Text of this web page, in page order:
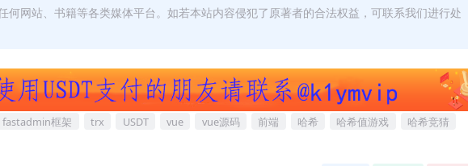
何网站、书籍等各类媒体平台。如若本站内容侵犯了原著者的合法权益，可联系我们进行处
fastadmin框架 trx USDT vue vue源码 前端 哈希 哈希值游戏
哈希竞猜